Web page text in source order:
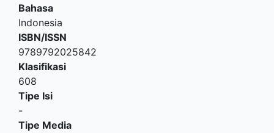
Bahasa
Indonesia
ISBN/ISSN
9789792025842
Klasifikasi
608
Tipe Isi
-
Tipe Media